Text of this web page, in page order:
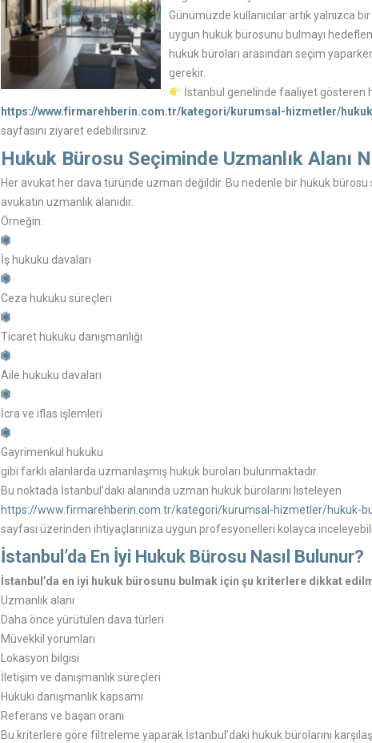
Günümüzde kullanıcılar artık yalnızca
uygun hukuk bürosunu bulmayı
hukuk büroları arasından seçim
gerekir.
İstanbul genelinde faaliyet gösteren
https://www.firmarehberin.com.tr/kategori/kurumsal-hizmetler/
sayfasını ziyaret edebilirsiniz.
Hukuk Bürosu Seçiminde Uzmanlık Alanı
Her avukat her dava türünde uzman değildir. Bu nedenle bir hukuk
avukatın uzmanlık alanıdır.
Örneğin:
İş hukuku davaları
Ceza hukuku süreçleri
Ticaret hukuku danışmanlığı
Aile hukuku davaları
İcra ve iflas işlemleri
Gayrimenkul hukuku
gibi farklı alanlarda uzmanlaşmış hukuk büroları bulunmaktadır.
Bu noktada İstanbul’daki alanında uzman hukuk bürolarını listeleyen
https://www.firmarehberin.com.tr/kategori/kurumsal-hizmetler/hukuk-
sayfası üzerinden ihtiyaçlarınıza uygun profesyonelleri kolayca
İstanbul’da En İyi Hukuk Bürosu Nasıl Bulunur?
İstanbul’da en iyi hukuk bürosunu bulmak için şu kriterlere dikkat
Uzmanlık alanı
Daha önce yürütülen dava türleri
Müvekkil yorumları
Lokasyon bilgisi
İletişim ve danışmanlık süreçleri
Hukuki danışmanlık kapsamı
Referans ve başarı oranı
Bu kriterlere göre filtreleme yaparak İstanbul’daki hukuk bürolarını